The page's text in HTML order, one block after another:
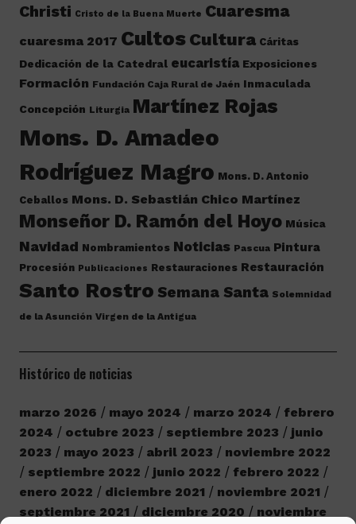
Christi Cristo de la Buena Muerte Cuaresma
cuaresma 2017 Cultos Cultura Cáritas
Dedicación de la Catedral eucaristía Exposiciones
Formación Fundación Caja Rural de Jaén Inmaculada
Concepción Liturgia Martínez Rojas
Mons. D. Amadeo
Rodríguez Magro Mons. D. Antonio
Ceballos Mons. D. Sebastián Chico Martínez
Monseñor D. Ramón del Hoyo Música
Navidad Nombramientos Noticias Pascua Pintura
Procesión Publicaciones Restauraciones Restauración
Santo Rostro Semana Santa Solemnidad
de la Asunción Virgen de la Antigua
Histórico de noticias
marzo 2026 mayo 2024 marzo 2024
febrero
2024
octubre 2023 septiembre 2023
junio
2023
mayo 2023 abril 2023
noviembre 2022
septiembre 2022
junio 2022
febrero 2022
enero 2022
diciembre 2021
noviembre 2021
septiembre 2021
diciembre 2020
noviembre